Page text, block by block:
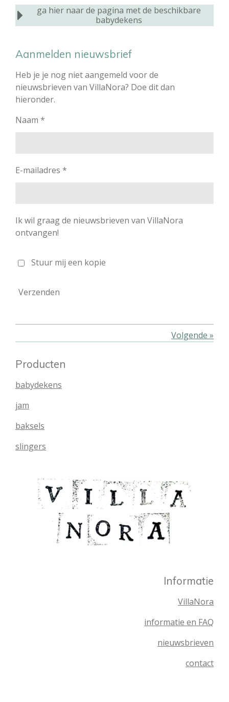
ga hier naar de pagina met de beschikbare
babydekens
Aanmelden nieuwsbrief
Heb je je nog niet aangemeld voor de
nieuwsbrieven van VillaNora? Doe dit dan
hieronder.
Naam *
E-mailadres *
Ik wil graag de nieuwsbrieven van VillaNora
ontvangen!
Stuur mij een kopie
Verzenden
Volgende »
Producten
babydekens
jam
baksels
slingers
Informatie
VillaNora
informatie en FAQ
nieuwsbrieven
contact